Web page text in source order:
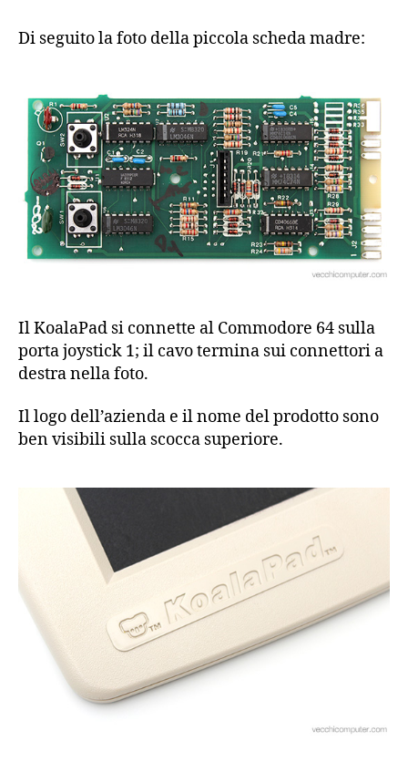
Di seguito la foto della piccola scheda madre:
Il KoalaPad si connette al Commodore 64 sulla
porta joystick 1; il cavo termina sui connettori a
destra nella foto.
Il logo dell’azienda e il nome del prodotto sono
ben visibili sulla scocca superiore.